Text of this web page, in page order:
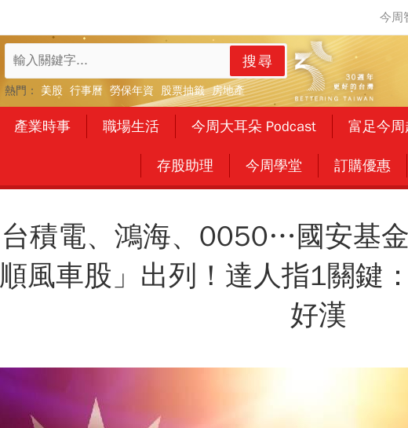
搜尋
熱門： 美股 行事曆 勞保年資 股票抽籤 房地產
產業時事 職場生活 今周大耳朵 Podcast 富足今周
存股助理 今周學堂 訂購優惠
台積電、鴻海、0050…國安基
順風車股」出列！達人指1關鍵
好漢